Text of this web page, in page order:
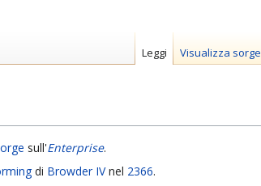
sull'Enterprise.
di Browder IVnel 2366.
Leggi Visualizza